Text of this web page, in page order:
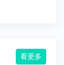
看更多